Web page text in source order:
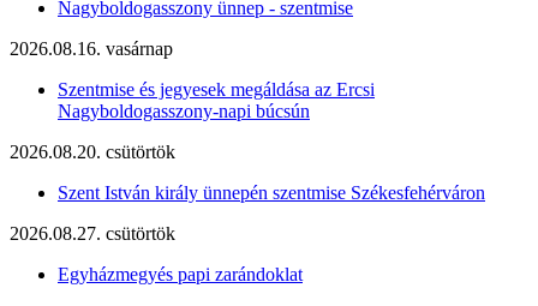
Nagyboldogasszony ünnep - szentmise
2026.08.16. vasárnap
Szentmise és jegyesek megáldása az Ercsi
Nagyboldogasszony-napi búcsún
2026.08.20. csütörtök
Szent István király ünnepén szentmise Székesfehérváron
2026.08.27. csütörtök
Egyházmegyés papi zarándoklat